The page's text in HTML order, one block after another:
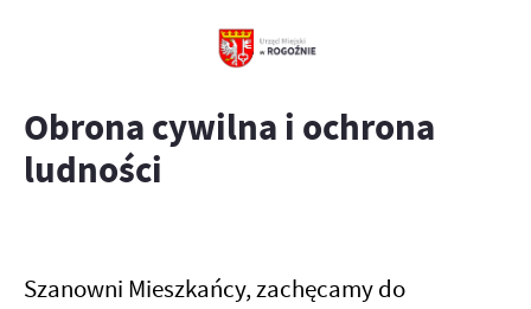
Obrona cywilna i ochrona
ludności
Szanowni Mieszkańcy, zachęcamy do